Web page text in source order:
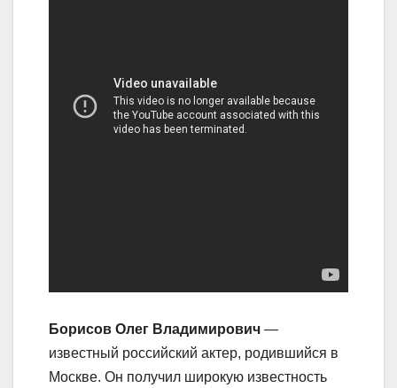
Борисов Олег Владимирович —
известный российский актер, родившийся в
Москве. Он получил широкую известность